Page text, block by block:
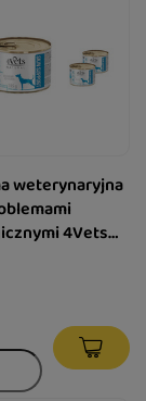
weterynaryjna
4Vets
g 4Vets